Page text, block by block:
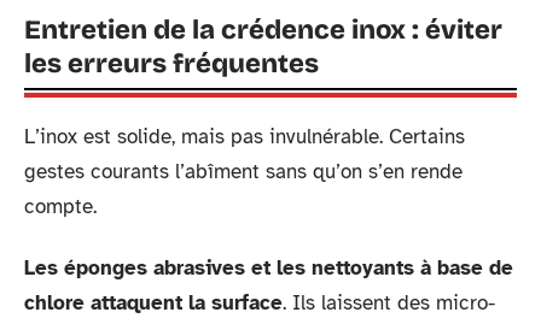
Entretien de la crédence inox : éviter
les erreurs fréquentes
L’inox est solide, mais pas invulnérable. Certains
gestes courants l’abîment sans qu’on s’en rende
compte.
Les éponges abrasives et les nettoyants à base de
chlore attaquent la surface. Ils laissent des micro-